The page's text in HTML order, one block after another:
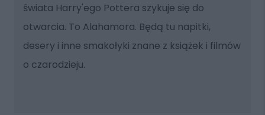
świata Harry'ego Pottera szykuje się do
otwarcia. To Alahamora. Będą tu napitki,
desery i inne smakołyki znane z książek i filmów
o czarodzieju.